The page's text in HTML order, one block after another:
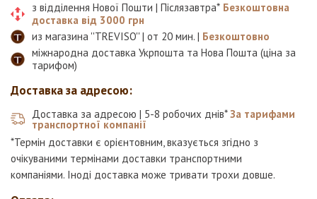
з відділення Нової Пошти | Післязавтра* Безкоштовна
доставка від 3000 грн
из магазина ''TREVISO'' | от 20 мин. | Безкоштовно
міжнародна доставка Укрпошта та Нова Пошта (ціна за
тарифом)
Доставка за адресою:
Доставка за адресою | 5-8 робочих днів*За тарифами
транспортної компанії
*Термін доставки є орієнтовним, вказується згідно з
очікуваними термінами доставки транспортними
компаніями. Іноді доставка може тривати трохи довше.